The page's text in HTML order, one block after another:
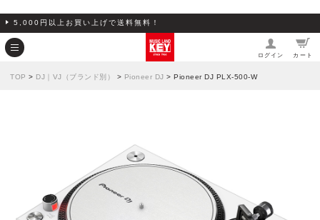
5,000円以上お買い上げで送料無料！
ログイン カート
TOP > DJ｜VJ（ブランド別） > Pioneer DJ > Pioneer DJ PLX-500-W